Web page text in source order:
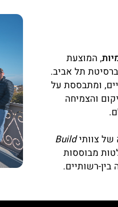
, המוצעת
תל אביב.
ומתבססת על
והצמיחה
של צוותיBuild
מבוססות
רשותיים.